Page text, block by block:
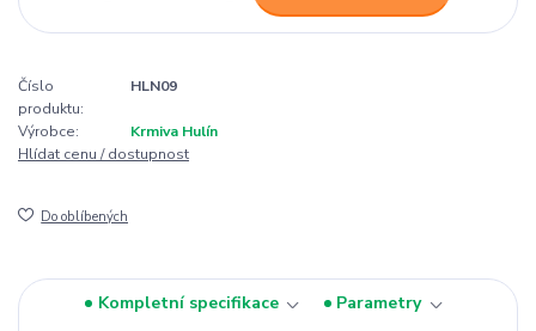
Číslo
produktu:
HLN09
Výrobce:
Krmiva Hulín
Hlídat cenu / dostupnost
Do oblíbených
Kompletní specifikace
Parametry